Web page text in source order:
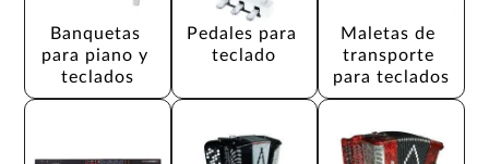
Banquetas
para piano y
teclados
Pedales para
teclado
Maletas de
transporte
para teclados